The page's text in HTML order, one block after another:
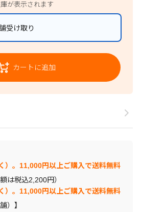
が表示されます
受け取り
カートに追加
）。11,000円以上ご購入で送料無料
は税込2,200円）
）。11,000円以上ご購入で送料無料
）】